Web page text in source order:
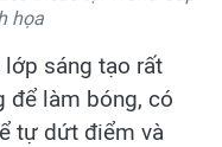
họa
sáng tạo rất
để làm bóng, có
tự dứt điểm và